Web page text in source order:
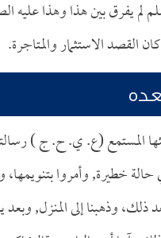
لم يفرق بين هذا وهذا
القصد الاستثمار والمتاجرة.
المستمع (ع. ي. ح. ج )
خطيرة, وأمروا
ذلك، وذهبنا إلى المنزل,